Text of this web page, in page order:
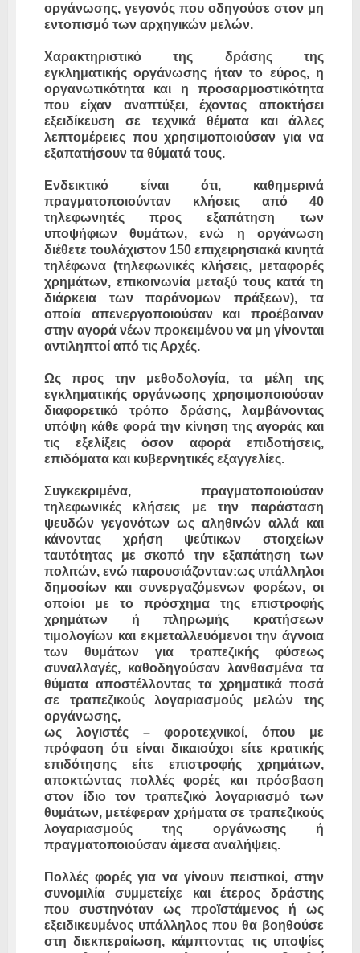
οργάνωσης, γεγονός που οδηγούσε στον μη
εντοπισμό των αρχηγικών μελών.
Χαρακτηριστικό της δράσης της
εγκληματικής οργάνωσης ήταν το εύρος, η
οργανωτικότητα και η προσαρμοστικότητα
που είχαν αναπτύξει, έχοντας αποκτήσει
εξειδίκευση σε τεχνικά θέματα και άλλες
λεπτομέρειες που χρησιμοποιούσαν για να
εξαπατήσουν τα θύματά τους.
Ενδεικτικό είναι ότι, καθημερινά
πραγματοποιούνταν κλήσεις από 40
τηλεφωνητές προς εξαπάτηση των
υποψήφιων θυμάτων, ενώ η οργάνωση
διέθετε τουλάχιστον 150 επιχειρησιακά κινητά
τηλέφωνα (τηλεφωνικές κλήσεις, μεταφορές
χρημάτων, επικοινωνία μεταξύ τους κατά τη
διάρκεια των παράνομων πράξεων), τα
οποία απενεργοποιούσαν και προέβαιναν
στην αγορά νέων προκειμένου να μη γίνονται
αντιληπτοί από τις Αρχές.
Ως προς την μεθοδολογία, τα μέλη της
εγκληματικής οργάνωσης χρησιμοποιούσαν
διαφορετικό τρόπο δράσης, λαμβάνοντας
υπόψη κάθε φορά την κίνηση της αγοράς και
τις εξελίξεις όσον αφορά επιδοτήσεις,
επιδόματα και κυβερνητικές εξαγγελίες.
Συγκεκριμένα, πραγματοποιούσαν
τηλεφωνικές κλήσεις με την παράσταση
ψευδών γεγονότων ως αληθινών αλλά και
κάνοντας χρήση ψεύτικων στοιχείων
ταυτότητας με σκοπό την εξαπάτηση των
πολιτών, ενώ παρουσιάζονταν:ως υπάλληλοι
δημοσίων και συνεργαζόμενων φορέων, οι
οποίοι με το πρόσχημα της επιστροφής
χρημάτων ή πληρωμής κρατήσεων
τιμολογίων και εκμεταλλευόμενοι την άγνοια
των θυμάτων για τραπεζικής φύσεως
συναλλαγές, καθοδηγούσαν λανθασμένα τα
θύματα αποστέλλοντας τα χρηματικά ποσά
σε τραπεζικούς λογαριασμούς μελών της
οργάνωσης,
ως λογιστές – φοροτεχνικοί, όπου με
πρόφαση ότι είναι δικαιούχοι είτε κρατικής
επιδότησης είτε επιστροφής χρημάτων,
αποκτώντας πολλές φορές και πρόσβαση
στον ίδιο τον τραπεζικό λογαριασμό των
θυμάτων, μετέφεραν χρήματα σε τραπεζικούς
λογαριασμούς της οργάνωσης ή
πραγματοποιούσαν άμεσα αναλήψεις.
Πολλές φορές για να γίνουν πειστικοί, στην
συνομιλία συμμετείχε και έτερος δράστης
που συστηνόταν ως προϊστάμενος ή ως
εξειδικευμένος υπάλληλος που θα βοηθούσε
στη διεκπεραίωση, κάμπτοντας τις υποψίες